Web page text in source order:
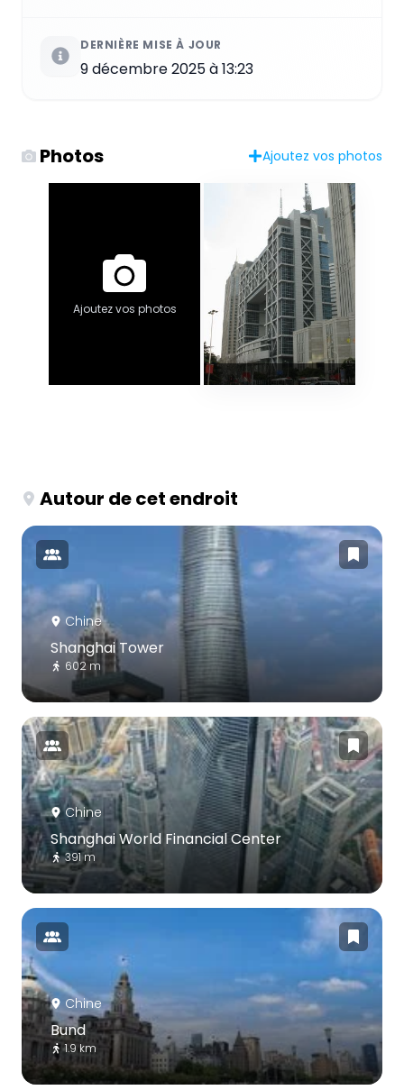
DERNIÈRE MISE À JOUR
9 décembre 2025 à 13:23
Photos Ajoutez vos photos
Ajoutez vos photos
Autour de cet endroit
Chine
Shanghai Tower
602 m
Chine
Shanghai World Financial Center
391 m
Chine
Bund
1.9 km